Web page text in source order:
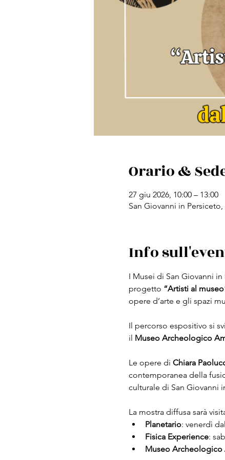
Orario &
27 giu 2026, 10:00 – 13:00
San Giovanni in
Info
I Musei di San Giovanni
progetto “Artisti al
opere d’arte e gli spazi
Il percorso espositivo si
il Museo Archeologico
Le opere di Chiara
contemporanea della
culturale di San Giovanni
La mostra diffusa sarà
Planetario: venerdì
Fisica Experience:
Museo Archeologico